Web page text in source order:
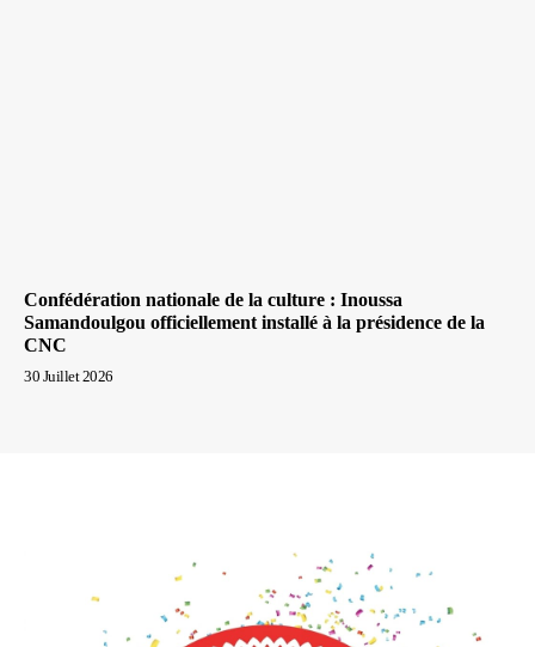
Confédération nationale de la culture : Inoussa
Samandoulgou officiellement installé à la présidence de la
CNC
30 Juillet 2026